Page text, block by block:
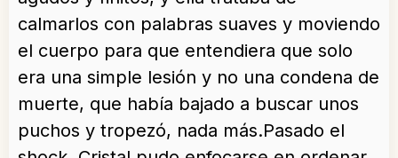
calmarlos con palabras suaves y moviendo
el cuerpo para que entendiera que solo
era una simple lesión y no una condena de
muerte, que había bajado a buscar unos
puchos y tropezó, nada más.Pasado el